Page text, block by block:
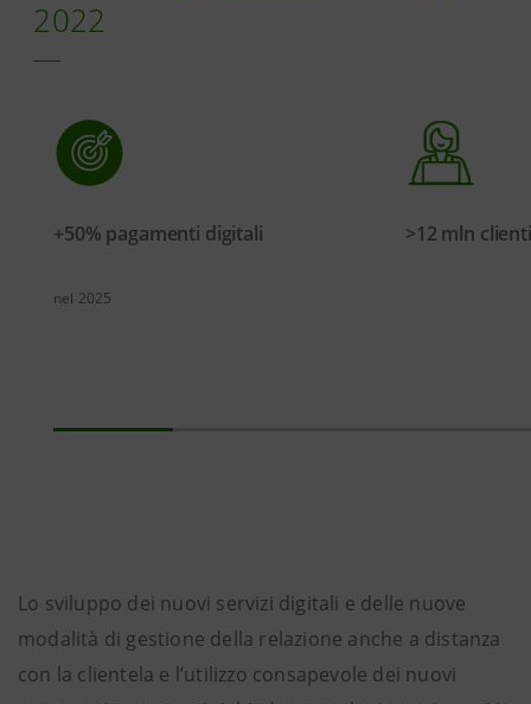
2022
+50% pagamenti digitali
nel 2025
>12 mln
Lo sviluppo dei nuovi servizi digitali e delle nuove
modalità di gestione della relazione anche a distanza
con la clientela e l’utilizzo consapevole dei nuovi